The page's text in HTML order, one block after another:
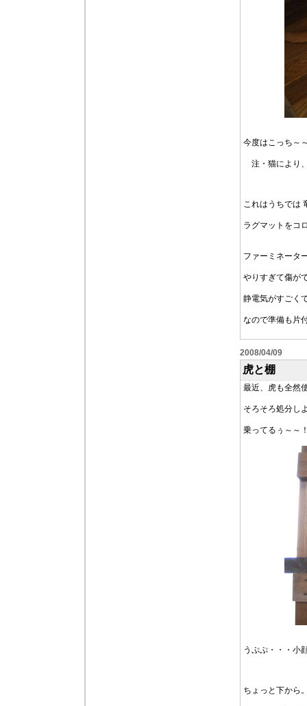
今度はこっち～
注・猫により
これはうちでは
ラグマットをコ
ファーミネータ
やりすぎて傷が
静電気がすごく
なので準備も片
2008/04/09
虎と棚
最近、虎も全然
そろそろ処分し
乗ってるぅ～～
うぷぷ・・・小
ちょっと下から